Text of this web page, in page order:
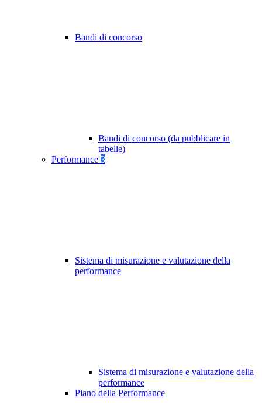
Bandi di concorso
Bandi di concorso (da pubblicare in
tabelle)
Performance 3
Sistema di misurazione e valutazione della
performance
Sistema di misurazione e valutazione della
performance
Piano della Performance